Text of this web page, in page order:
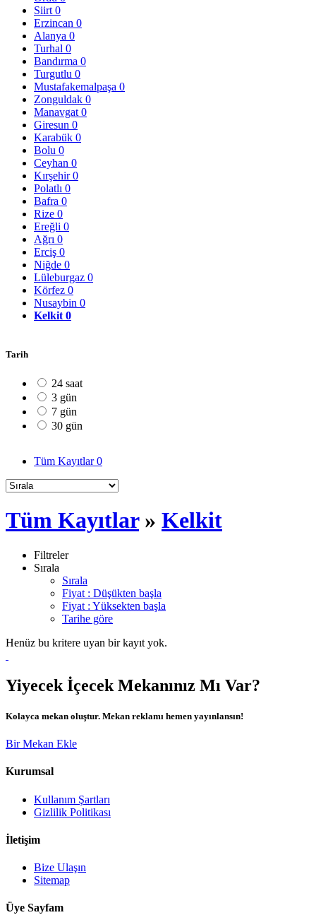
Siirt 0
Erzincan 0
Alanya 0
Turhal 0
Bandırma 0
Turgutlu 0
Mustafakemalpaşa 0
Zonguldak 0
Manavgat 0
Giresun 0
Karabük 0
Bolu 0
Ceyhan 0
Kırşehir0
Polatlı 0
Bafra 0
Rize 0
Ereğli 0
Ağrı 0
Erciş 0
Niğde 0
Lüleburgaz 0
Körfez 0
Nusaybin 0
Kelkit 0
Tarih
24 saat
3 gün
7 gün
30 gün
Tüm Kayıtlar0
Tüm Kayıtlar» Kelkit
Filtreler
Sırala
Sırala
Fiyat : Düşükten başla
Fiyat : Yüksekten başla
Tarihe göre
Henüz bu kritere uyan bir kayıt yok.
Yiyecek İçecek Mekanınız Mı Var?
Kolayca mekan oluştur. Mekan reklamı hemen yayınlansın!
Bir Mekan Ekle
Kurumsal
Kullanım Şartları
Gizlilik Politikası
İletişim
Bize Ulaşın
Sitemap
Üye Sayfam